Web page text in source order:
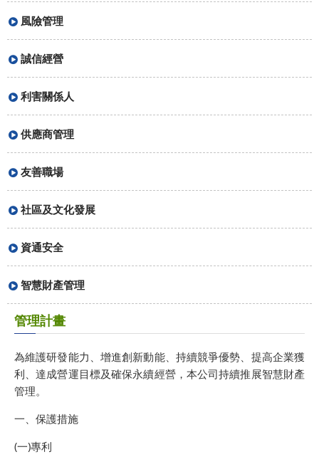
風險管理
誠信經營
利害關係人
供應商管理
友善職場
社區及文化發展
資通安全
智慧財產管理
管理計畫
為維護研發能力、增進創新動能、持續競爭優勢、提高企業獲
利、達成營運目標及確保永續經營，本公司持續推展智慧財產
管理。
一、保護措施
(一)專利